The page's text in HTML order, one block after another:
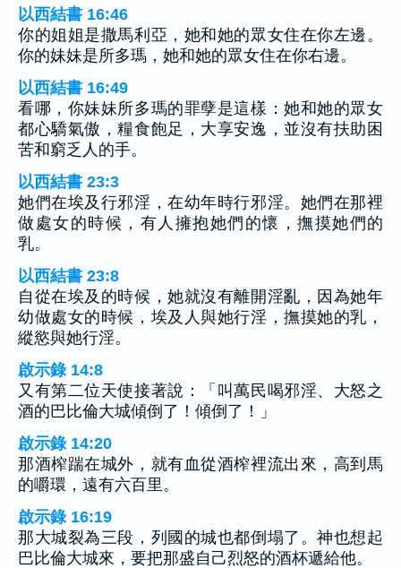
以西結書 16:46
你的姐姐是撒馬利亞，她和她的眾女住在你左邊。
你的妹妹是所多瑪，她和她的眾女住在你右邊。
以西結書 16:49
看哪，你妹妹所多瑪的罪孽是這樣：她和她的眾女
都心驕氣傲，糧食飽足，大享安逸，並沒有扶助困
苦和窮乏人的手。
以西結書 23:3
她們在埃及行邪淫，在幼年時行邪淫。她們在那裡
做處女的時候，有人擁抱她們的懷，撫摸她們的
乳。
以西結書 23:8
自從在埃及的時候，她就沒有離開淫亂，因為她年
幼做處女的時候，埃及人與她行淫，撫摸她的乳，
縱慾與她行淫。
啟示錄 14:8
又有第二位天使接著說：「叫萬民喝邪淫、大怒之
酒的巴比倫大城傾倒了！傾倒了！」
啟示錄 14:20
那酒榨踹在城外，就有血從酒榨裡流出來，高到馬
的嚼環，遠有六百里。
啟示錄 16:19
那大城裂為三段，列國的城也都倒塌了。神也想起
巴比倫大城來，要把那盛自己烈怒的酒杯遞給他。